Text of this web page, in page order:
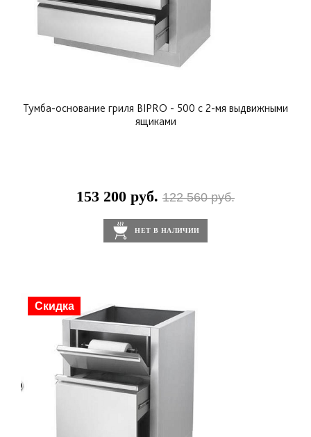
Тумба-основание гриля BIPRO - 500 с 2-мя выдвижными
ящиками
153 200 руб. 122 560 руб.
НЕТ В НАЛИЧИИ
Скидка